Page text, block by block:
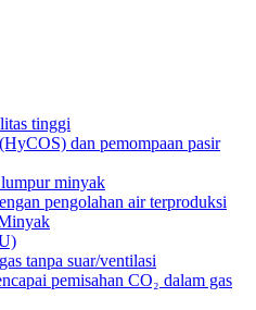
tinggi
dan pemompaan pasir
lumpur minyak
pengolahan air terproduksi
tanpa suar/ventilasi
pemisahan CO₂ dalam gas